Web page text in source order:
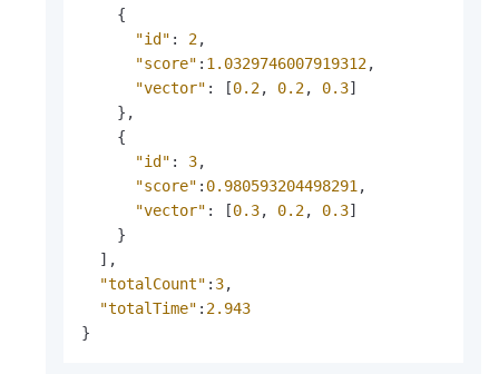
{
"id" : 2,
"score" : 1.0329746007919312,
"vector" : [0.2, 0.2, 0.3]
} ,
{
"id" : 3,
"score" : 0.980593204498291 ,
"vector" : [0.3, 0.2, 0.3]
}
] ,
"totalCount" : 3,
"totalTime" : 2.943
}